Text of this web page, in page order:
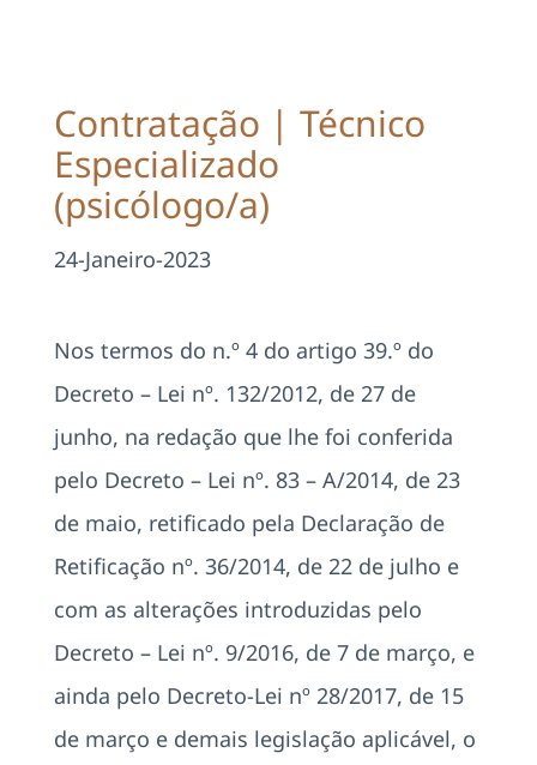
Área Reservada
Pesquisar
Contratação | Técnico
Especializado
(psicólogo/a)
24-Janeiro-2023
Nos termos do n.º 4 do artigo 39.º do
Decreto – Lei nº. 132/2012, de 27 de
junho, na redação que lhe foi conferida
pelo Decreto – Lei nº. 83 – A/2014, de 23
de maio, retificado pela Declaração de
Retificação nº. 36/2014, de 22 de julho e
com as alterações introduzidas pelo
Decreto – Lei nº. 9/2016, de 7 de março, e
ainda pelo Decreto-Lei nº 28/2017, de 15
de março e demais legislação aplicável, o